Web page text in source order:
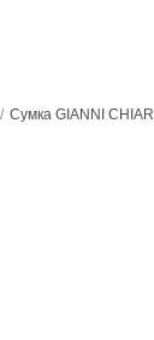
/ Сумка GIANNI